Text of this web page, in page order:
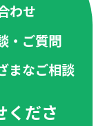
わせ
・ご質問
まなご相談
くださ